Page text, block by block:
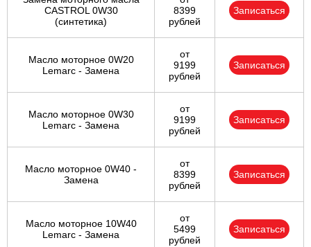
CASTROL 0W30
(синтетика)
8399
рублей
Записаться
Масло моторное 0W20
Lemarc - Замена
от
9199
рублей
Записаться
Масло моторное 0W30
Lemarc - Замена
от
9199
рублей
Записаться
Масло моторное 0W40 -
Замена
от
8399
рублей
Записаться
Масло моторное 10W40
Lemarc - Замена
от
5499
рублей
Записаться